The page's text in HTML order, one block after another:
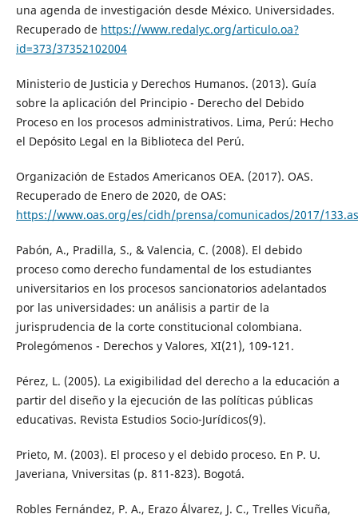
una agenda de investigación desde México. Universidades.
Recuperado de https://www.redalyc.org/articulo.oa?
id=373/37352102004
Ministerio de Justicia y Derechos Humanos. (2013). Guía
sobre la aplicación del Principio - Derecho del Debido
Proceso en los procesos administrativos. Lima, Perú: Hecho
el Depósito Legal en la Biblioteca del Perú.
Organización de Estados Americanos OEA. (2017). OAS.
Recuperado de Enero de 2020, de OAS:
https://www.oas.org/es/cidh/prensa/comunicados/2017/
Pabón, A., Pradilla, S., & Valencia, C. (2008). El debido
proceso como derecho fundamental de los estudiantes
universitarios en los procesos sancionatorios adelantados
por las universidades: un análisis a partir de la
jurisprudencia de la corte constitucional colombiana.
Prolegómenos - Derechos y Valores, XI(21), 109-121.
Pérez, L. (2005). La exigibilidad del derecho a la educación a
partir del diseño y la ejecución de las políticas públicas
educativas. Revista Estudios Socio-Jurídicos(9).
Prieto, M. (2003). El proceso y el debido proceso. En P. U.
Javeriana, Vniversitas (p. 811-823). Bogotá.
Robles Fernández, P. A., Erazo Álvarez, J. C., Trelles Vicuña,